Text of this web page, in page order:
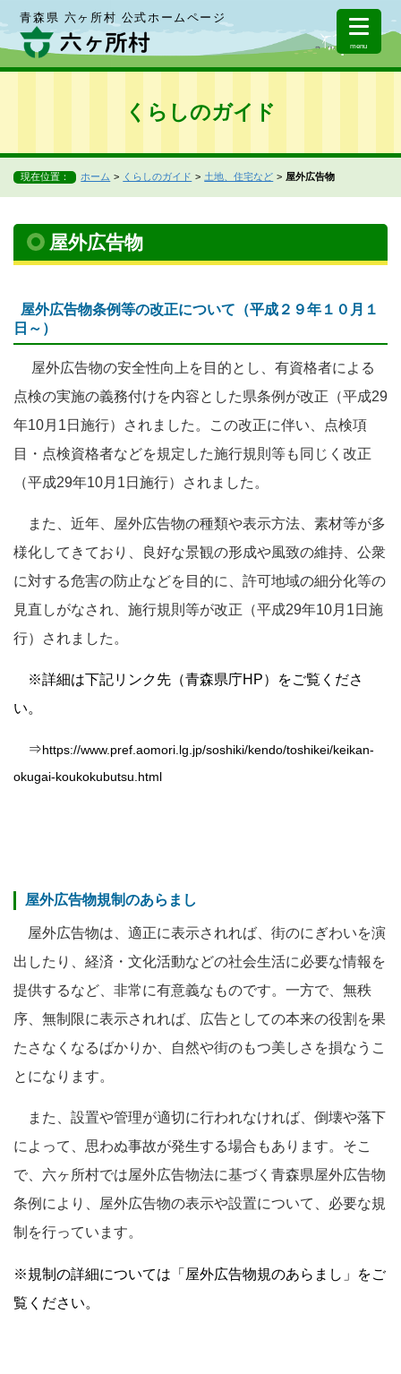
青森県 六ヶ所村 公式ホームページ
menu
くらしのガイド
現在位置： ホーム くらしのガイド 土地、住宅など 屋外広告物
屋外広告物
屋外広告物条例等の改正について（平成２９年１０月１
日～）
屋外広告物の安全性向上を目的とし、有資格者による
点検の実施の義務付けを内容とした県条例が改正（平成29
年10月1日施行）されました。この改正に伴い、点検項
目・点検資格者などを規定した施行規則等も同じく改正
（平成29年10月1日施行）されました。
また、近年、屋外広告物の種類や表示方法、素材等が多
様化してきており、良好な景観の形成や風致の維持、公衆
に対する危害の防止などを目的に、許可地域の細分化等の
見直しがなされ、施行規則等が改正（平成29年10月1日施
行）されました。
※詳細は下記リンク先（青森県庁HP）をご覧くださ
い。
⇒https://www.pref.aomori.lg.jp/soshiki/kendo/toshikei/keikan-
okugai-koukokubutsu.html
屋外広告物規制のあらまし
屋外広告物は、適正に表示されれば、街のにぎわいを演
出したり、経済・文化活動などの社会生活に必要な情報を
提供するなど、非常に有意義なものです。一方で、無秩
序、無制限に表示されれば、広告としての本来の役割を果
たさなくなるばかりか、自然や街のもつ美しさを損なうこ
とになります。
また、設置や管理が適切に行われなければ、倒壊や落下
によって、思わぬ事故が発生する場合もあります。そこ
で、六ヶ所村では屋外広告物法に基づく青森県屋外広告物
条例により、屋外広告物の表示や設置について、必要な規
制を行っています。
※規制の詳細については「屋外広告物規のあらまし」をご
覧ください。